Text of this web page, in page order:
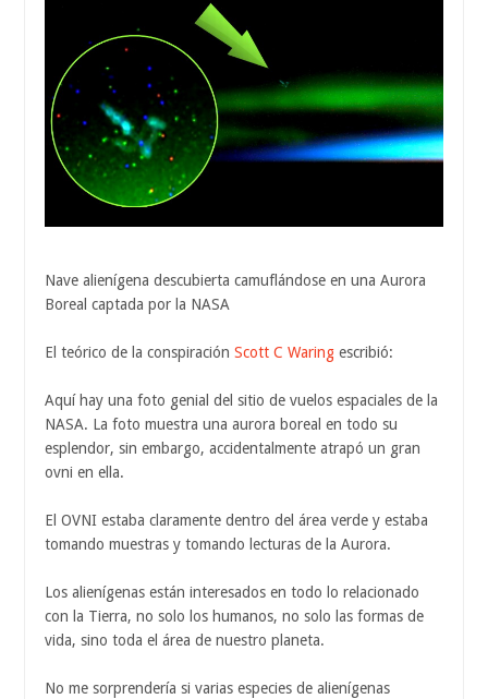
Nave alienígena descubierta camuflándose en una Aurora
Boreal captada por la NASA
El teórico de la conspiración Scott C Waring escribió:
Aquí hay una foto genial del sitio de vuelos espaciales de la
NASA. La foto muestra una aurora boreal en todo su
esplendor, sin embargo, accidentalmente atrapó un gran
ovni en ella.
El OVNI estaba claramente dentro del área verde y estaba
tomando muestras y tomando lecturas de la Aurora.
Los alienígenas están interesados ​​en todo lo relacionado
con la Tierra, no solo los humanos, no solo las formas de
vida, sino toda el área de nuestro planeta.
No me sorprendería si varias especies de alienígenas